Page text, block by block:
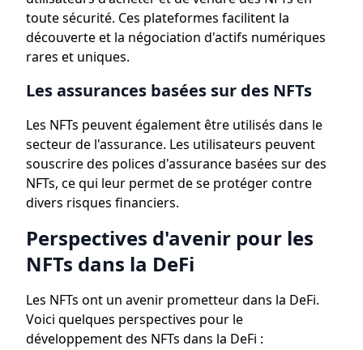
toute sécurité. Ces plateformes facilitent la
découverte et la négociation d'actifs numériques
rares et uniques.
Les assurances basées sur des NFTs
Les NFTs peuvent également être utilisés dans le
secteur de l'assurance. Les utilisateurs peuvent
souscrire des polices d'assurance basées sur des
NFTs, ce qui leur permet de se protéger contre
divers risques financiers.
Perspectives d'avenir pour les
NFTs dans la DeFi
Les NFTs ont un avenir prometteur dans la DeFi.
Voici quelques perspectives pour le
développement des NFTs dans la DeFi :